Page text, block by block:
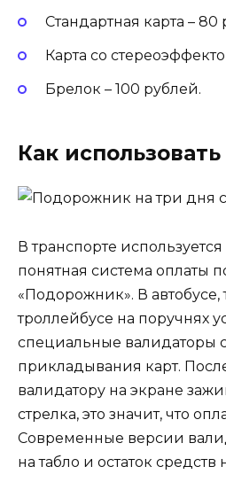
Стандартная карта – 80
Карта со
Брелок – 100 рублей.
Как использовать
В транспорте
понятная система оплаты
«Подорожник». В автобусе,
троллейбусе на поручнях
специальные валидаторы
прикладывания карт.
валидатору на экране
стрелка, это значит, что
Современные версии
на табло и остаток средств